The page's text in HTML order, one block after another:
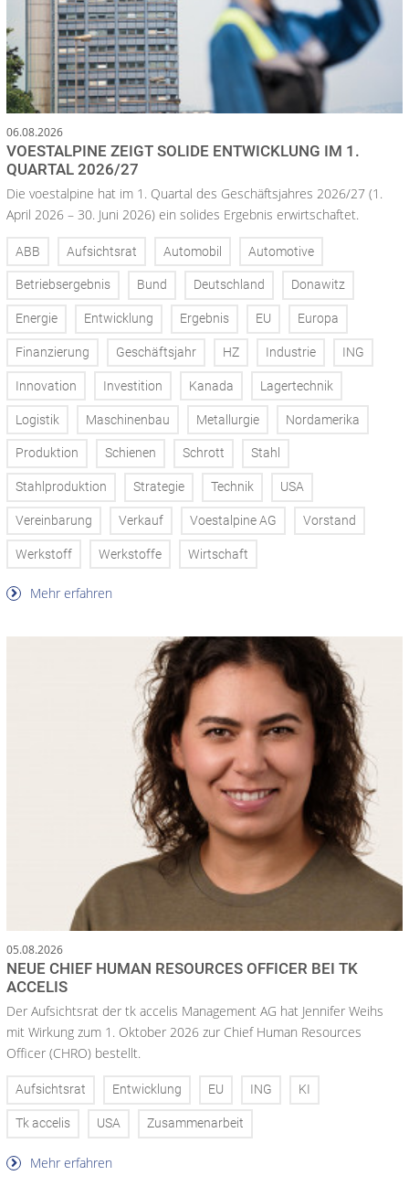
06.08.2026
VOESTALPINE ZEIGT SOLIDE ENTWICKLUNG IM 1.
QUARTAL 2026/27
Die voestalpine hat im 1. Quartal des Geschäftsjahres 2026/27 (1.
April 2026 – 30. Juni 2026) ein solides Ergebnis erwirtschaftet.
ABB Aufsichtsrat Automobil Automotive
Betriebsergebnis Bund Deutschland Donawitz
Energie Entwicklung Ergebnis EU Europa
Finanzierung Geschäftsjahr HZ Industrie ING
Innovation Investition Kanada Lagertechnik
Logistik Maschinenbau Metallurgie Nordamerika
Produktion Schienen Schrott Stahl
Stahlproduktion Strategie Technik USA
Vereinbarung Verkauf Voestalpine AG Vorstand
Werkstoff Werkstoffe Wirtschaft
Mehr erfahren
05.08.2026
NEUE CHIEF HUMAN RESOURCES OFFICER BEI TK
ACCELIS
Der Aufsichtsrat der tk accelis Management AG hat Jennifer Weihs
mit Wirkung zum 1. Oktober 2026 zur Chief Human Resources
Officer (CHRO) bestellt.
Aufsichtsrat Entwicklung EU ING KI
Tk accelis USA Zusammenarbeit
Mehr erfahren